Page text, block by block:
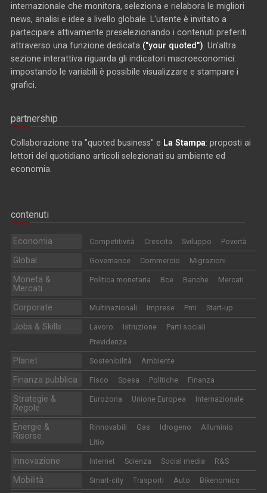
internazionale che monitora, seleziona e rielabora le migliori
news, analisi e idee a livello globale. L'utente è invitato a
partecipare attivamente preselezionando i contenuti preferiti
attraverso una funzione dedicata ("your quoted") . Un'altra
sezione interattiva riguarda gli indicatori macroeconomici:
impostando le variabili è possibile visualizzare e stampare i
grafici.
partnership
Collaborazione tra "quoted business" e La Stampa: proposti ai
lettori del quotidiano articoli selezionati su ambiente ed
economia.
contenuti
Economia Competitività Crescita Sviluppo Povertà
Global Governance Commercio Migrazioni
Moneta &
Mercati
Politica monetaria Bce Banche Mercati
Corporate Multinazionali Imprese Pmi Start-up
Jobs & Skills Lavoro Istruzione
Parti sociali
Previdenza
Planet Sostenibilità Ambiente
Finanza pubblica Fisco Spesa Politiche Finanza
Strategie &
Regole
Eurozona Unione Europea Internazionale
Energie &
Risorse
Rinnovabili Gas Idrogeno
Alluminio
Litio
Innovazione Internet Scienza Social media R&S
Mobilità Smart-city Trasporti Auto Bikenomics